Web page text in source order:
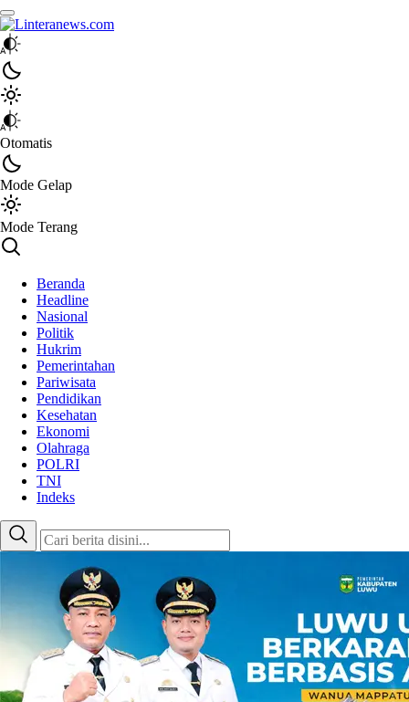
Linteranews.com
Lintas Informasi Tercepat dan Akurat
Otomatis
Mode Gelap
Mode Terang
Beranda
Headline
Nasional
Politik
Hukrim
Pemerintahan
Pariwisata
Pendidikan
Kesehatan
Ekonomi
Olahraga
POLRI
TNI
Indeks